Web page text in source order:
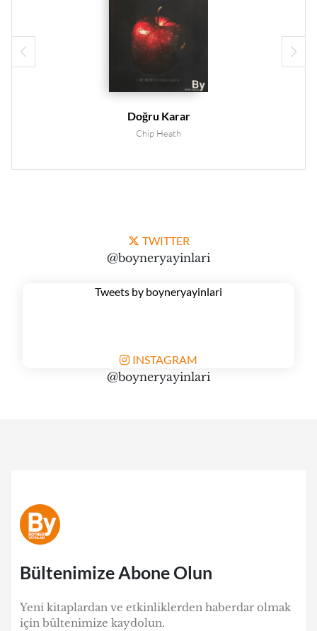
Doğru Karar
Chip Heath
TWITTER
@boyneryayinlari
Tweets by boyneryayinlari
INSTAGRAM
@boyneryayinlari
Bültenimize Abone Olun
Yeni kitaplardan ve etkinliklerden haberdar olmak
için bültenimize kaydolun.